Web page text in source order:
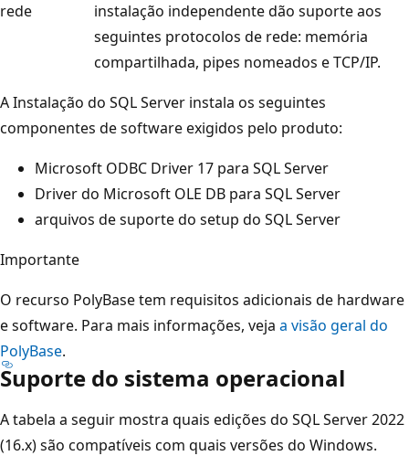
rede
instalação independente dão suporte aos
seguintes protocolos de rede: memória
compartilhada, pipes nomeados e TCP/IP.
A Instalação do SQL Server instala os seguintes
componentes de software exigidos pelo produto:
Microsoft ODBC Driver 17 para SQL Server
Driver do Microsoft OLE DB para SQL Server
arquivos de suporte do setup do SQL Server
Importante
O recurso PolyBase tem requisitos adicionais de hardware
e software. Para mais informações, veja a visão geral do
PolyBase.
Suporte do sistema operacional
A tabela a seguir mostra quais edições do SQL Server 2022
(16.x) são compatíveis com quais versões do Windows.